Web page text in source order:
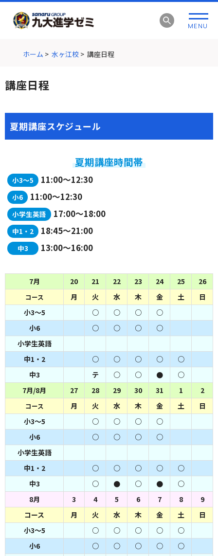
ゲ
シ
ー
ョ
MENU
ホーム > 水ヶ江校> 講座日程
講座日程
夏期講座スケジュール
夏期講座時間帯
小3～5 11:00～12:30
小6 11:00～12:30
小学生英語 17:00～18:00
中1・2 18:45～21:00
中3 13:00～16:00
7月 20 21 22 23 24 25 26
コース 月 火 水 木 金 土
日
小3～5
○ ○ ○
○
小6
○ ○ ○
○
小学生英語
中1・2
○ ○ ○ ○
○
中3
テ ○ ○ ●
○
7月/8月
27 28 29 30 31 1 2
コース 月 火 水 木 金 土
日
小3～5
○ ○ ○
○
小6
○ ○ ○
○
小学生英語
中1・2
○ ○ ○ ○
○
中3
○ ● ○ ●
○
8月
3 4 5 6 7 8
9
コース
月 火 水 木 金 土
日
小3～5
○ ○ ○ ○
○
小6
○ ○ ○ ○
○